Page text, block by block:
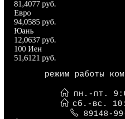
81,4077 руб.
Евро
94,0585 руб.
Юань
12,0637 руб.
100 Иен
51,6121 руб.
режим
пн.-пт.
сб.-вс.
89148-